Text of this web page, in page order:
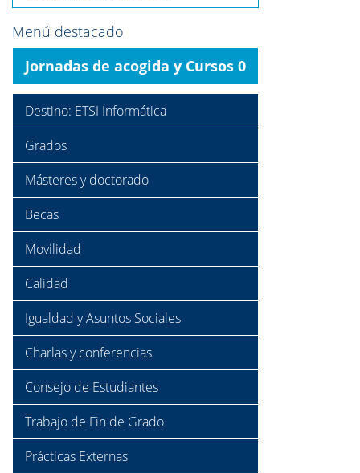
Menú destacado
Jornadas de acogida y Cursos 0
Destino: ETSI Informática
Grados
Másteres y doctorado
Becas
Movilidad
Calidad
Igualdad y Asuntos Sociales
Charlas y conferencias
Consejo de Estudiantes
Trabajo de Fin de Grado
Prácticas Externas